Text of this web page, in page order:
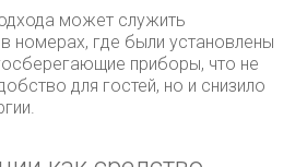
может служить
номерах, где были установлены
приборы, что не
для гостей, но и снизило